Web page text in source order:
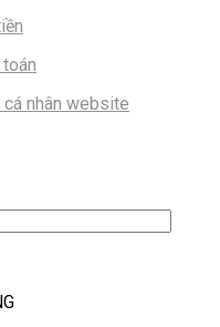
nhân website